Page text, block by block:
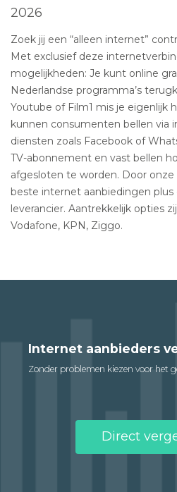
2026
Zoek jij een “alleen internet”
Met exclusief deze
mogelijkheden: Je kunt online
Nederlandse programma’s
Youtube of Film1 mis je eigenlijk
kunnen consumenten bellen via
diensten zoals Facebook of
TV-abonnement en vast bellen
afgesloten te worden. Door
beste internet aanbiedingen
leverancier. Aantrekkelijk opties
Vodafone, KPN, Ziggo.
Internet aanbieders
Zonder problemen kiezen voor het
Direct